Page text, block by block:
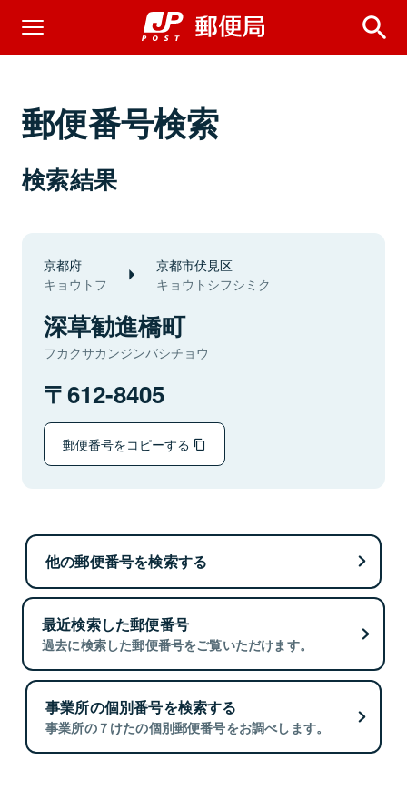
郵便番号検索
検索結果
京都府
キョウトフ
京都市伏見区
キョウトシフシミク
深草勧進橋町
フカクサカンジンバシチョウ
612-8405
郵便番号をコピーする
他の郵便番号を検索する
最近検索した郵便番号
過去に検索した郵便番号をご覧いただけます。
事業所の個別番号を検索する
事業所の７けたの個別郵便番号をお調べします。